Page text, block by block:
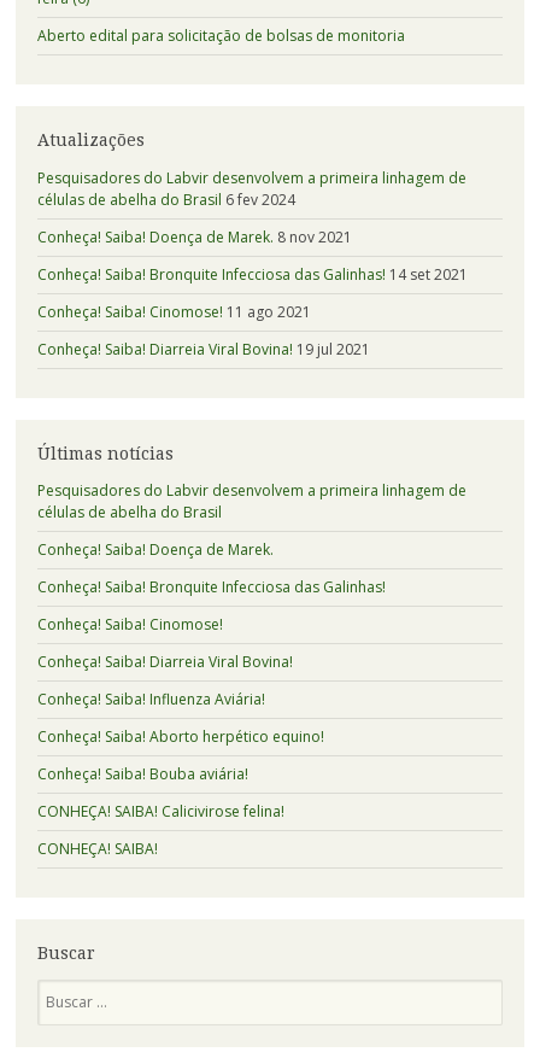
Aberto edital para solicitação de bolsas de monitoria
Atualizações
Pesquisadores do Labvir desenvolvem a primeira linhagem de
células de abelha do Brasil 6 fev 2024
Conheça! Saiba! Doença de Marek. 8 nov 2021
Conheça! Saiba! Bronquite Infecciosa das Galinhas! 14 set 2021
Conheça! Saiba! Cinomose! 11 ago 2021
Conheça! Saiba! Diarreia Viral Bovina! 19 jul 2021
Últimas notícias
Pesquisadores do Labvir desenvolvem a primeira linhagem de
células de abelha do Brasil
Conheça! Saiba! Doença de Marek.
Conheça! Saiba! Bronquite Infecciosa das Galinhas!
Conheça! Saiba! Cinomose!
Conheça! Saiba! Diarreia Viral Bovina!
Conheça! Saiba! Influenza Aviária!
Conheça! Saiba! Aborto herpético equino!
Conheça! Saiba! Bouba aviária!
CONHEÇA! SAIBA! Calicivirose felina!
CONHEÇA! SAIBA!
Buscar